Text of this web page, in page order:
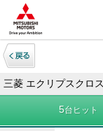
三菱 エクリプスクロ
5台ヒット